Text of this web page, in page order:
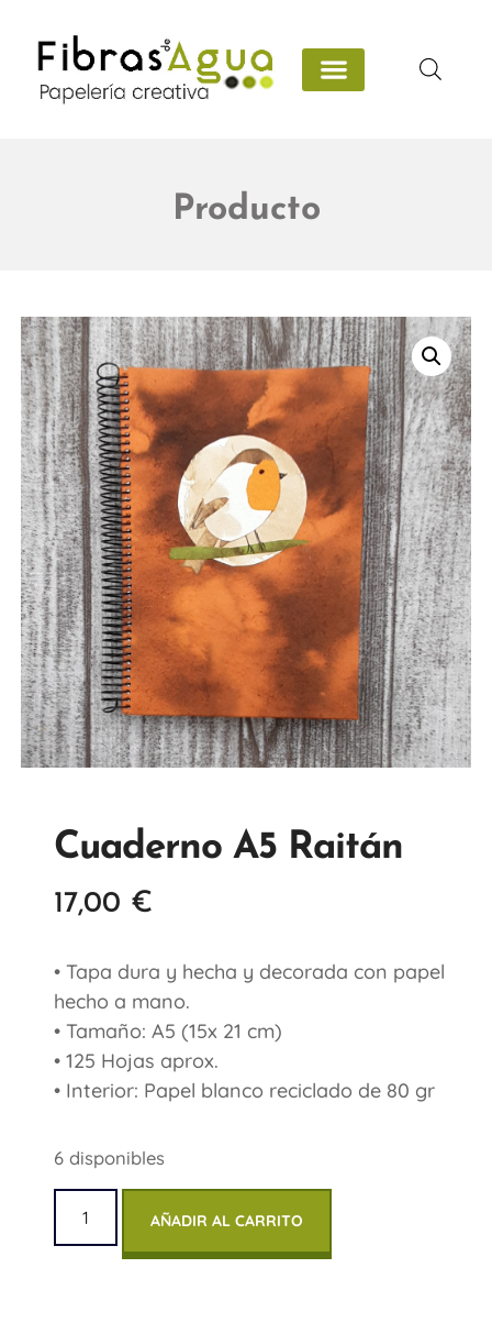
Producto
Cuaderno A5 Raitán
17,00 €
• Tapa dura y hecha y decorada con papel
hecho a mano.
• Tamaño: A5 (15x 21 cm)
• 125 Hojas aprox.
• Interior: Papel blanco reciclado de 80 gr
6 disponibles
AÑADIR AL CARRITO